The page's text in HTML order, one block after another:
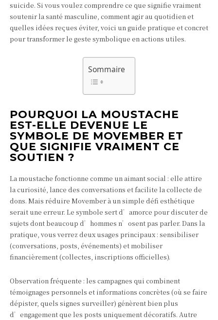
suicide. Si vous voulez comprendre ce que signifie vraiment
soutenir la santé masculine, comment agir au quotidien et
quelles idées reçues éviter, voici un guide pratique et concret
pour transformer le geste symbolique en actions utiles.
Sommaire
POURQUOI LA MOUSTACHE
EST-ELLE DEVENUE LE
SYMBOLE DE MOVEMBER ET
QUE SIGNIFIE VRAIMENT CE
SOUTIEN ?
La moustache fonctionne comme un aimant social : elle attire
la curiosité, lance des conversations et facilite la collecte de
dons. Mais réduire Movember à un simple défi esthétique
serait une erreur. Le symbole sert d’amorce pour discuter de
sujets dont beaucoup d’hommes n’osent pas parler. Dans la
pratique, vous verrez deux usages principaux : sensibiliser
(conversations, posts, événements) et mobiliser
financièrement (collectes, inscriptions officielles).
Observation fréquente : les campagnes qui combinent
témoignages personnels et informations concrètes (où se faire
dépister, quels signes surveiller) génèrent bien plus
d’engagement que les posts uniquement décoratifs. Autre